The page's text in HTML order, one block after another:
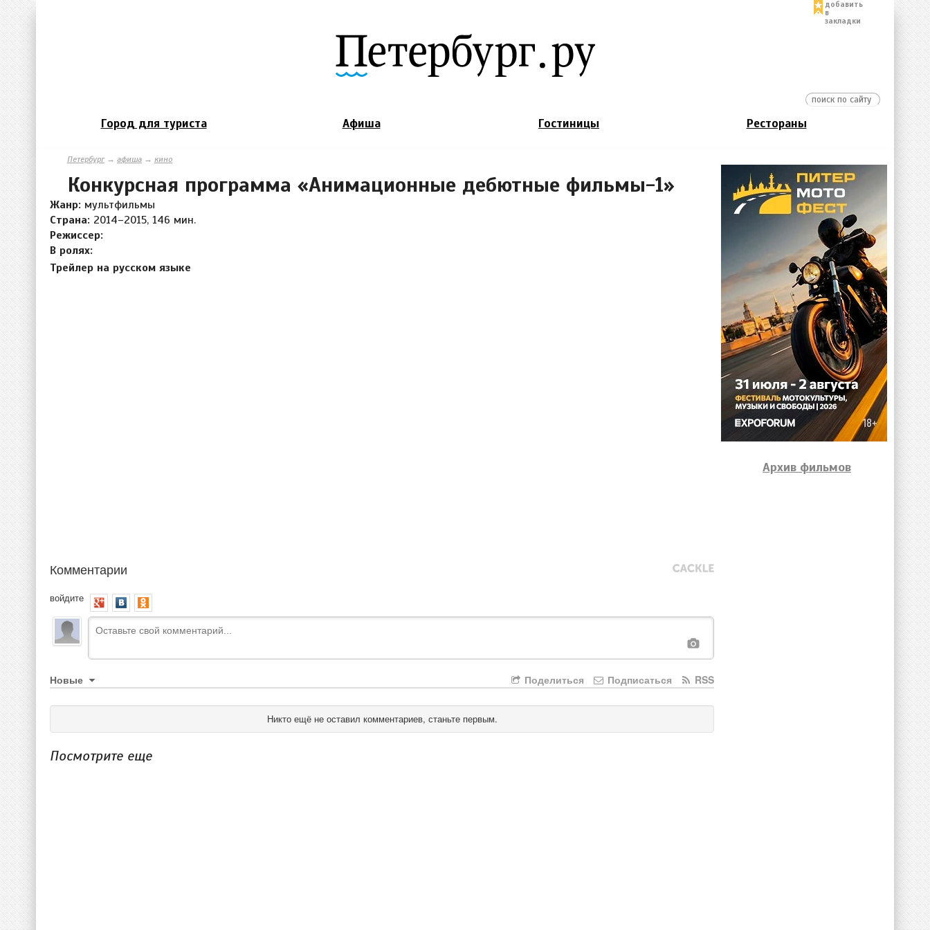
добавить
в
закладки
Город для туриста Афиша Гостиницы Рестораны
Петербург→ афиша → кино
Конкурсная программа «Анимационные дебютные фильмы-1»
Жанр: мультфильмы
Страна: 2014–2015, 146 мин.
Режиссер:
В ролях:
Трейлер на русском языке
Комментарии
войдите
Новые RSS
Подписаться
Поделиться
Никто ещё не оставил комментариев, станьте первым.
Посмотрите еще
Архив фильмов